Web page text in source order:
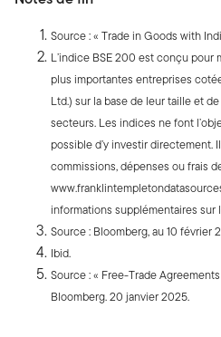
Source : « Trade in Goods with
L’indice BSE 200 est conçu
plus importantes entreprises
Ltd.) sur la base de leur taille et
secteurs. Les indices ne font
possible d’y investir directement.
commissions, dépenses ou frais
informations supplémentaires
Source : Bloomberg, au 10 février
Ibid.
Source : « Free-Trade
Bloomberg. 20 janvier 2025.